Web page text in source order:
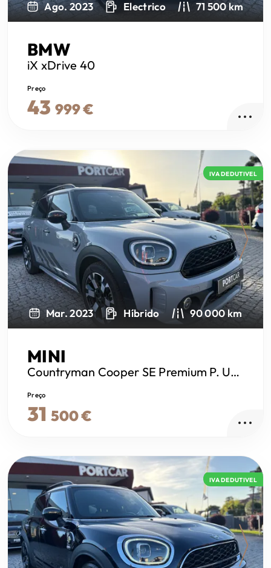
Ago. 2023 Electrico 71 500 km
BMW
iX xDrive 40
Preço
43 999 €
IVA DEDUTIVEL
Next
Mar. 2023 Híbrido 90 000 km
MINI
Countryman Cooper SE Premium P. Untamed Edition Auto
Preço
31 500 €
IVA DEDUTIVEL
Next